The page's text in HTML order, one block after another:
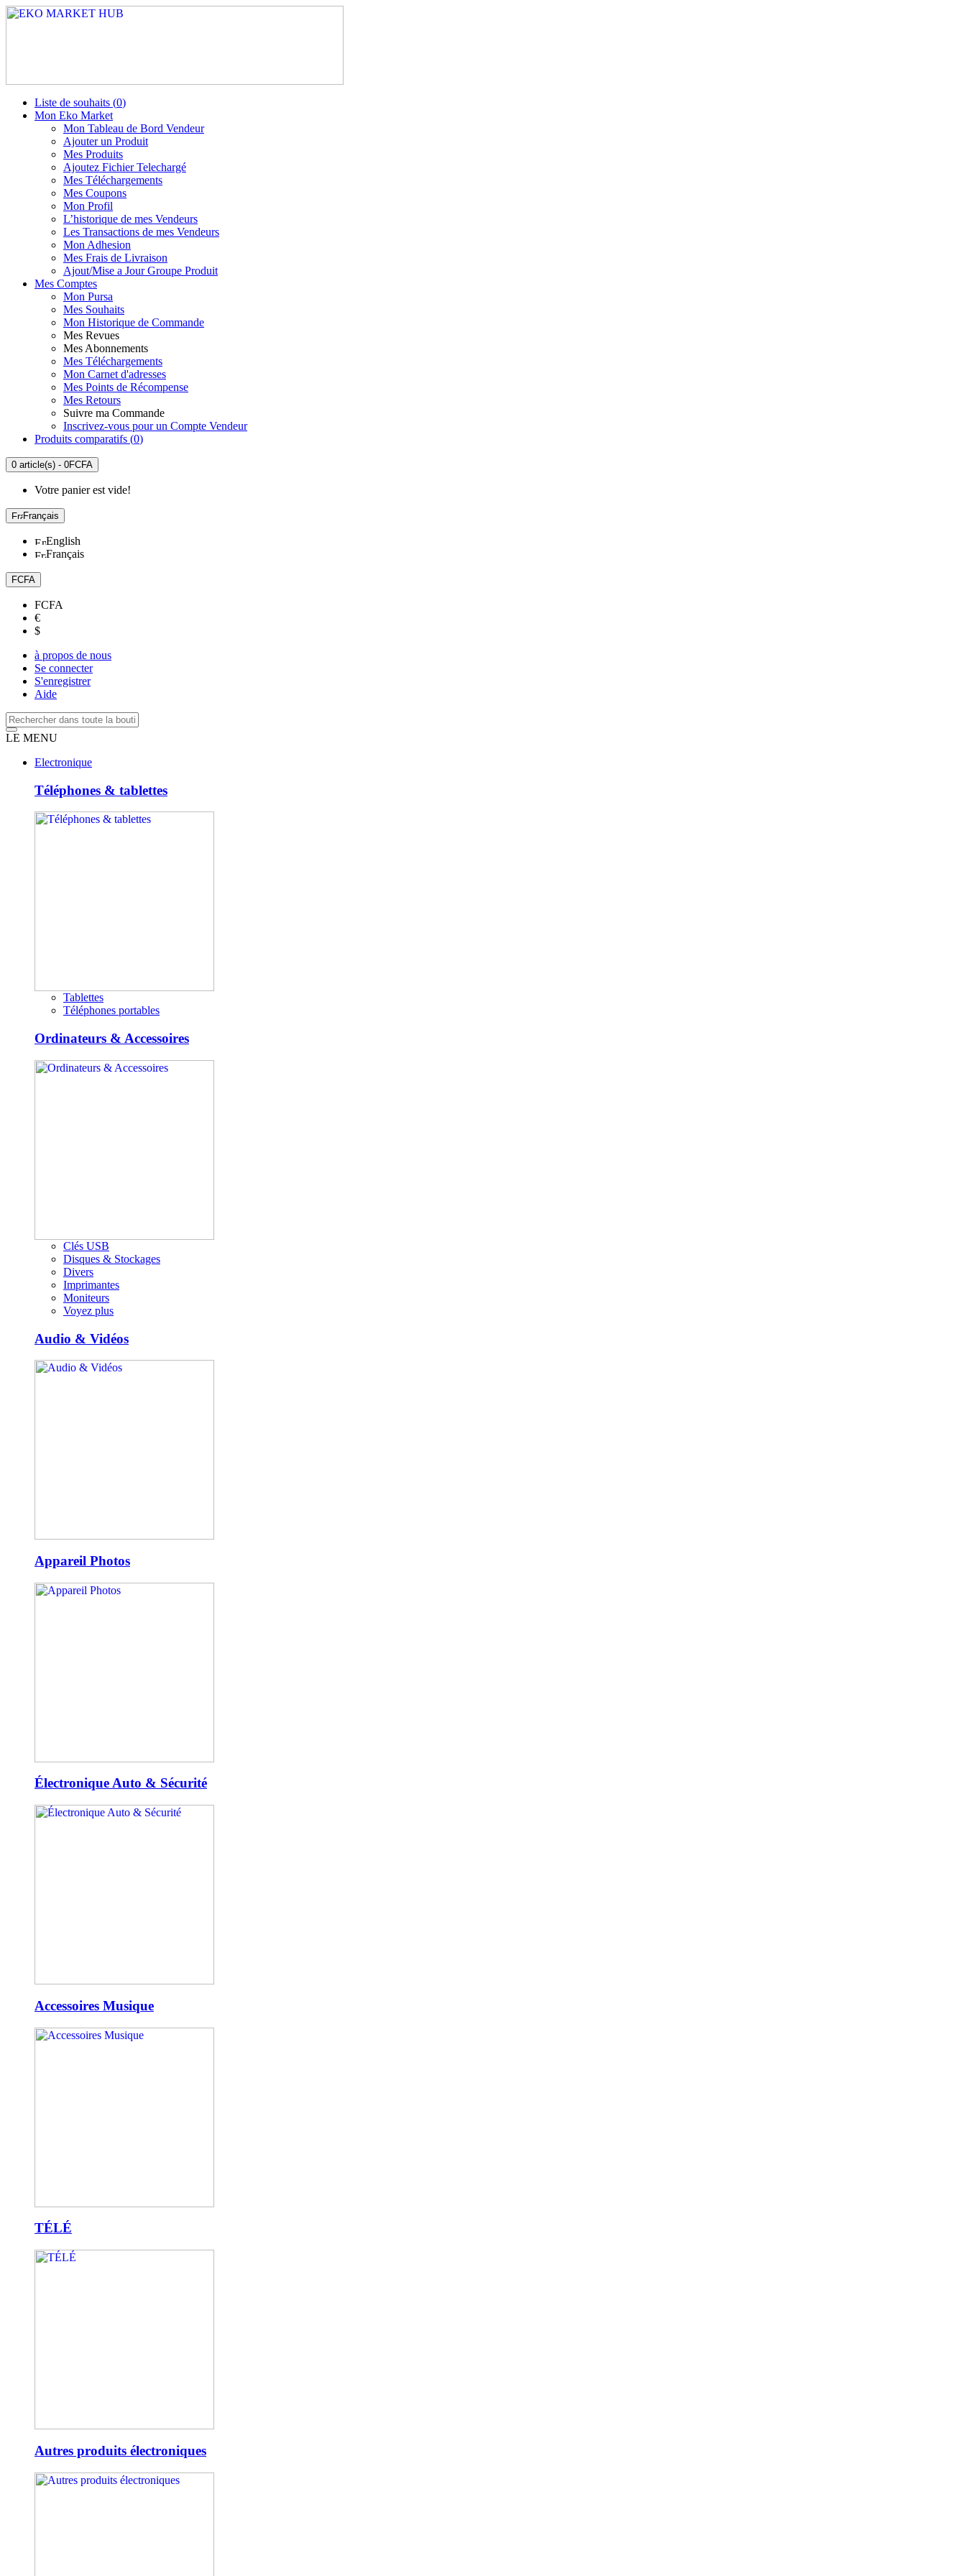
Liste de souhaits (0)
Mon Eko Market
Mon Tableau de Bord Vendeur
Ajouter un Produit
Mes Produits
Ajoutez Fichier Telechargé
Mes Téléchargements
Mes Coupons
Mon Profil
L’historique de mes Vendeurs
Les Transactions de mes Vendeurs
Mon Adhesion
Mes Frais de Livraison
Ajout/Mise a Jour Groupe Produit
Mes Comptes
Mon Pursa
Mes Souhaits
Mon Historique de Commande
Mes Revues
Mes Abonnements
Mes Téléchargements
Mon Carnet d'adresses
Mes Points de Récompense
Mes Retours
Suivre ma Commande
Inscrivez-vous pour un Compte Vendeur
Produits comparatifs (0)
0 article(s) - 0FCFA
Votre panier est vide!
Français
English
Français
FCFA
FCFA
€
$
à propos de nous
Se connecter
S'enregistrer
Aide
LE MENU
Electronique
Téléphones & tablettes
Tablettes
Téléphones portables
Ordinateurs & Accessoires
Clés USB
Disques & Stockages
Divers
Imprimantes
Moniteurs
Voyez plus
Audio & Vidéos
Appareil Photos
Électronique Auto & Sécurité
Accessoires Musique
TÉLÉ
Autres produits électroniques